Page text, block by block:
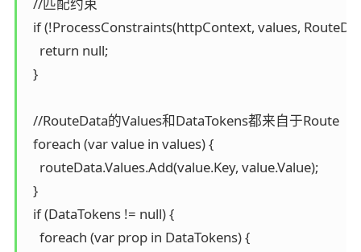
if (!ProcessConstraints(httpContext, values,
    return null;
  }
  //RouteData的Values和DataTokens都来自于Route
  foreach (var value in values) {
    routeData.Values.Add(value.Key, value.Value);
  }
  if (DataTokens != null) {
    foreach (var prop in DataTokens) {